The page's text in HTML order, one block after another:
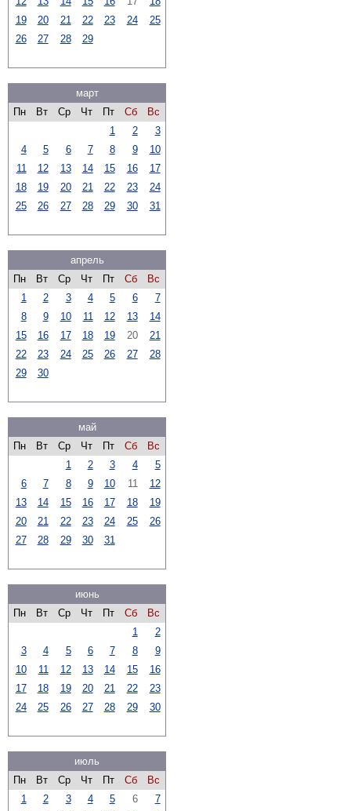
19
20 21 22 23 24
25
26
27 28 29
март
Пн
Вт Ср Чт Пт Сб
Вс
1
2
3
4
5 6 7 8 9
10
11
12 13 14 15 16
17
18
19 20 21 22 23
24
25
26 27 28 29 30 31
апрель
Пн
Вт Ср Чт Пт Сб
Вс
1
2 3 4 5 6
7
8
9 10 11 12 13
14
15
16 17 18 19 20
21
22
23 24 25 26 27
28
29
30
май
Пн
Вт Ср Чт Пт Сб
Вс
1
2 3 4
5
6
7 8 9 10 11
12
13
14 15 16 17 18
19
20
21 22 23 24 25
26
27
28 29 30 31
июнь
Пн
Вт Ср Чт Пт Сб
Вс
1
2
3
4 5 6 7 8
9
10
11 12 13 14 15
16
17
18 19 20 21 22
23
24
25 26 27 28 29 30
июль
Пн
Вт Ср Чт Пт Сб
Вс
1
2 3 4 5 6
7